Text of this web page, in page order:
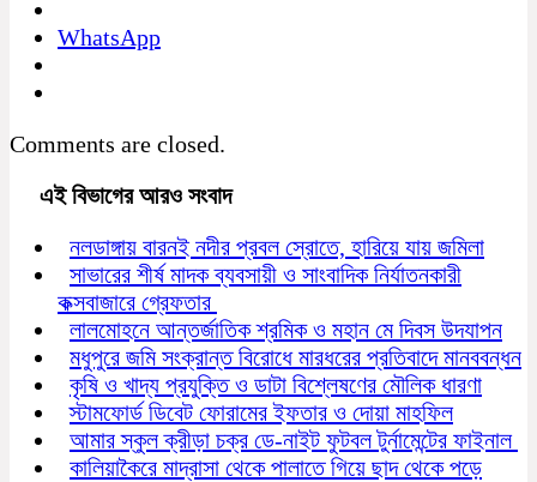
WhatsApp
Comments are closed.
এই বিভাগের আরও সংবাদ
নলডাঙ্গায় বারনই নদীর প্রবল স্রোতে, হারিয়ে যায় জমিলা
সাভারের শীর্ষ মাদক ব্যবসায়ী ও সাংবাদিক নির্যাতনকারী
কক্সবাজারে গ্রেফতার
লালমোহনে আন্তর্জাতিক শ্রমিক ও মহান মে দিবস উদযাপন
মধুপুরে জমি সংক্রান্ত বিরোধে মারধরের প্রতিবাদে মানববন্ধন
কৃষি ও খাদ্য প্রযুক্তি ও ডাটা বিশ্লেষণের মৌলিক ধারণা
স্টামফোর্ড ডিবেট ফোরামের ইফতার ও দোয়া মাহফিল
আমার স্কুল ক্রীড়া চক্র ডে-নাইট ফুটবল টুর্নামেন্টের ফাইনাল
কালিয়াকৈরে মাদ্রাসা থেকে পালাতে গিয়ে ছাদ থেকে পড়ে